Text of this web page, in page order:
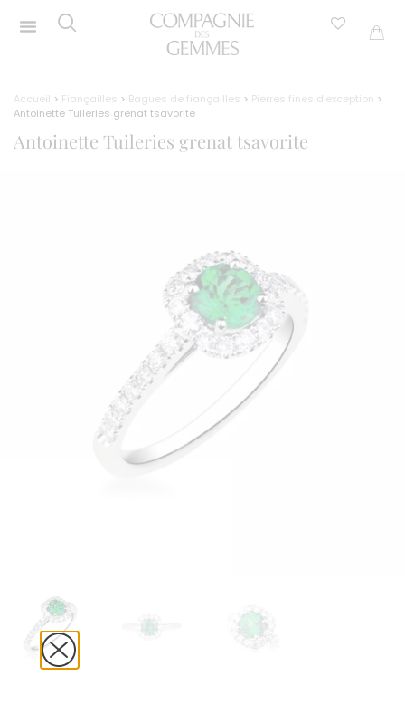
Accueil > Fiançailles > Bagues de fiançailles > Pierres fines d'exception >
Antoinette Tuileries grenat tsavorite
Antoinette Tuileries grenat tsavorite